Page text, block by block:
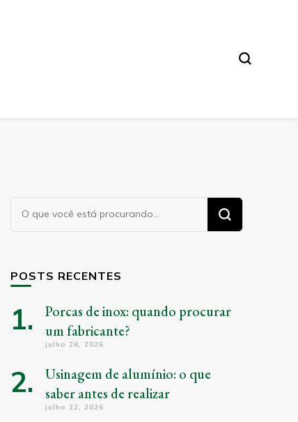
Procurando
algo?
POSTS RECENTES
Porcas de inox: quando procurar
um fabricante?
julho 28, 2026
Usinagem de alumínio: o que
saber antes de realizar
julho 22, 2026